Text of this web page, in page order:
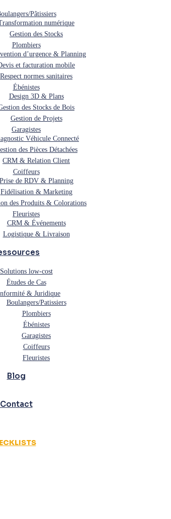
Pâtissiers
numérique
Gestion des Stocks
Plombiers
d’urgence & Planning
et facturation mobile
Respect normes sanitaires
Ébénistes
Design 3D & Plans
des Stocks de Bois
Gestion de Projets
Garagistes
Véhicule Connecté
des Pièces Détachées
CRM & Relation Client
Coiffeurs
Prise de RDV & Planning
Fidélisation & Marketing
des Produits & Colorations
Fleuristes
CRM & Événements
Logistique & Livraison
Solutions low-cost
Études de Cas
& Juridique
Boulangers/Patissiers
Plombiers
Ébénistes
Garagistes
Coiffeurs
Fleuristes
Blog
Contact